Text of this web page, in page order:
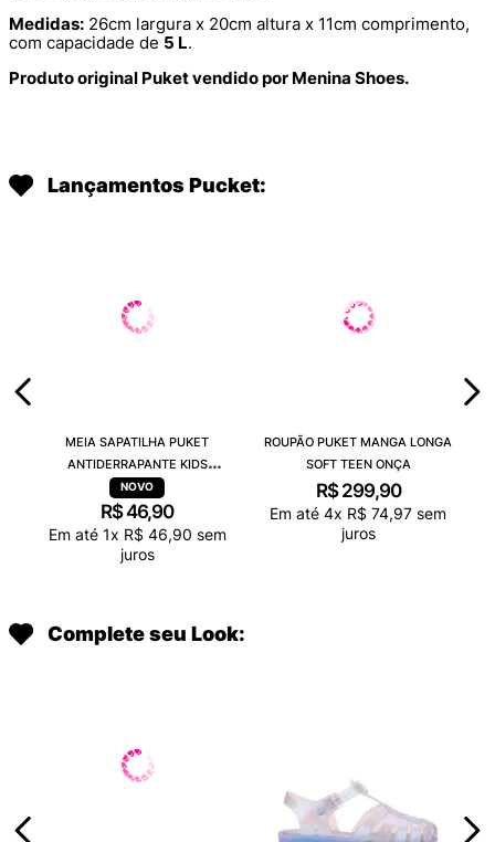
Medidas: 26cm largura x 20cm altura x 11cm comprimento,
com capacidade de 5 L.
Produto original Puket vendido por Menina Shoes.
Lançamentos Pucket:
MEIA SAPATILHA PUKET
ANTIDERRAPANTE KIDS
CAPIVARA CHOCOLATE
R$46,90
Em até 1x R$ 46,90 sem
juros
ROUPÃO PUKET MANGA LONGA
SOFT TEEN ONÇA
R$ 299,90
Em até 4x R$ 74,97 sem
juros
Complete seu Look: